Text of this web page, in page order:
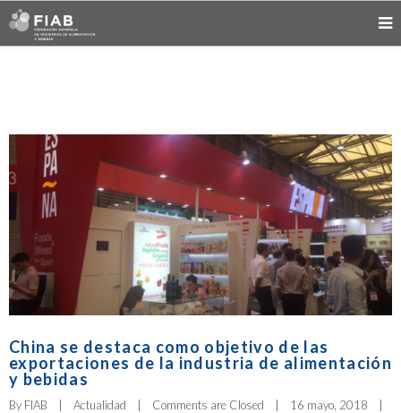
China se destaca como objetivo de las
exportaciones de la industria de alimentación
y bebidas
By FIAB | Actualidad | Comments are Closed | 16 mayo, 2018 |